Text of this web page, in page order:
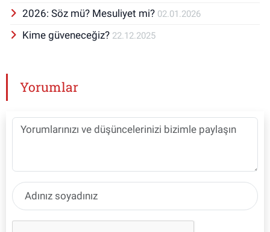
2026: Söz mü? Mesuliyet mi? 02.01.2026
Kime güveneceğiz? 22.12.2025
Yorumlar